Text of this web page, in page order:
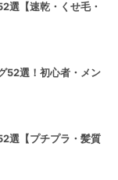
選【速乾・くせ毛・
52選！初心者・メン
選【プチプラ・髪質